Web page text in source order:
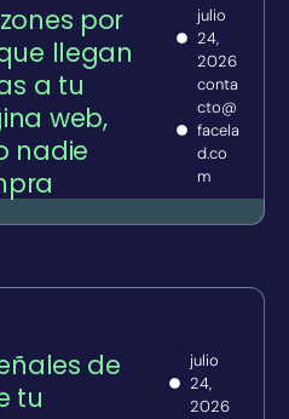
por
llegan
a tu
web,
nadie
julio
24,
2026
conta
cto@
facela
d.co
m
de
tu
julio
24,
2026